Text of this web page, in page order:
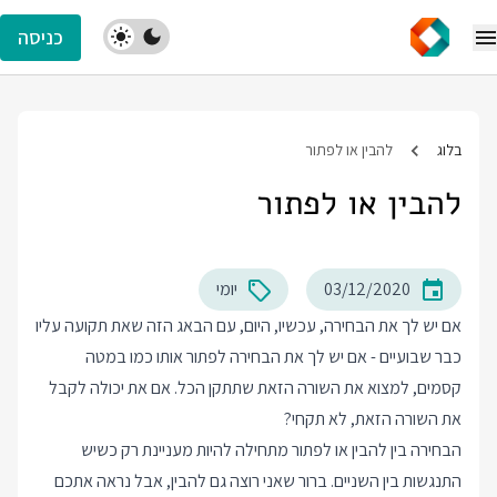
כניסה
בלוג להבין או לפתור
להבין או לפתור
03/12/2020
יומי
אם יש לך את הבחירה, עכשיו, היום, עם הבאג הזה שאת תקועה עליו
כבר שבועיים - אם יש לך את הבחירה לפתור אותו כמו במטה
קסמים, למצוא את השורה הזאת שתתקן הכל. אם את יכולה לקבל
את השורה הזאת, לא תקחי?
הבחירה בין להבין או לפתור מתחילה להיות מעניינת רק כשיש
התנגשות בין השניים. ברור שאני רוצה גם להבין, אבל נראה אתכם